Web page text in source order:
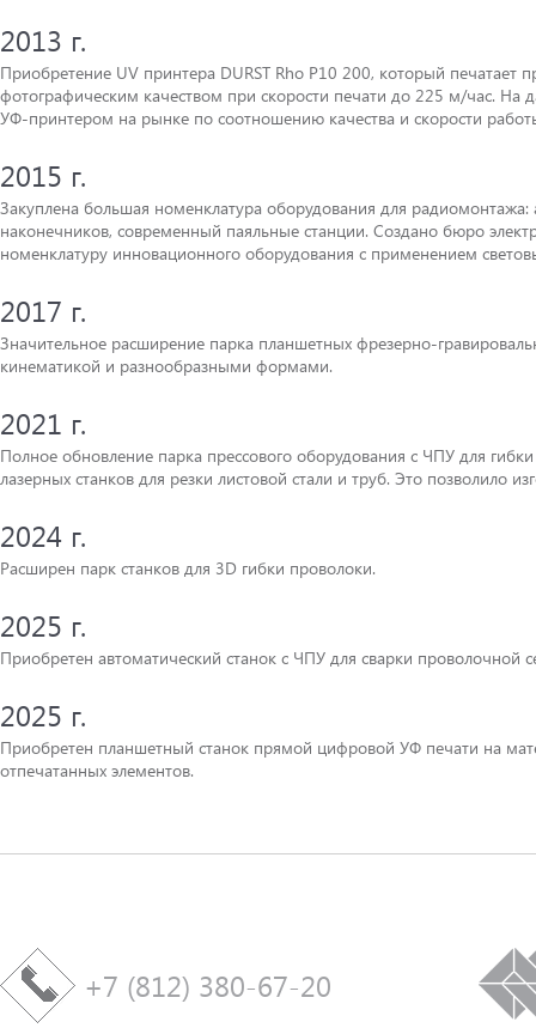
2013 г.
Приобретение UV принтера DURST Rho P10 200, который печатает
фотографическим качеством при скорости печати до 225 м/час.
УФ-принтером на рынке по соотношению качества и скорости
2015 г.
Закуплена большая номенклатура оборудования для
наконечников, современный паяльные станции. Создано бюро
номенклатуру инновационного оборудования с применением
2017 г.
Значительное расширение парка планшетных фрезерно-
кинематикой и разнообразными формами.
2021 г.
Полное обновление парка прессового оборудования с ЧПУ для
лазерных станков для резки листовой стали и труб. Это позволило
2024 г.
Расширен парк станков для 3D гибки проволоки.
2025 г.
Приобретен автоматический станок с ЧПУ для сварки проволочной
2025 г.
Приобретен планшетный станок прямой цифровой УФ печати на
отпечатанных элементов.
+7 (812) 380-67-20